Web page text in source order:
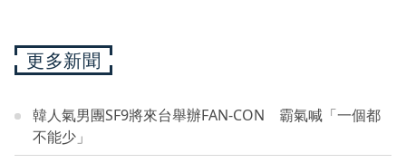
更多新聞
韓人氣男團SF9將來台舉辦FAN-CON 霸氣喊「一個都
不能少」